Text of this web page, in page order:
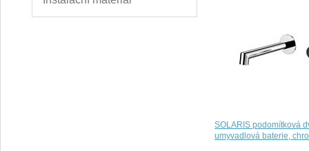
SOLARIS podomítková
umyvadlová baterie,